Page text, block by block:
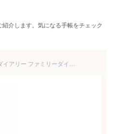
介します。気になる手帳をチェック